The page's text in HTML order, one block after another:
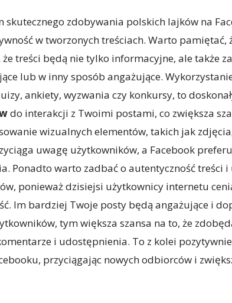
skutecznego zdobywania polskich lajków na
w tworzonych treściach. Warto pamiętać,
treści będą nie tylko informacyjne, ale także
lub w inny sposób angażujące.
ankiety, wyzwania czy konkursy, to
do interakcji z Twoimi postami, co zwiększa
wizualnych elementów, takich jak
uwagę użytkowników, a Facebook
Ponadto warto zadbać o autentyczność treści
ponieważ dzisiejsi użytkownicy internetu
Im bardziej Twoje posty będą angażujące i
tym większa szansa na to, że
i udostępnienia. To z kolei pozytywnie
przyciągając nowych odbiorców i